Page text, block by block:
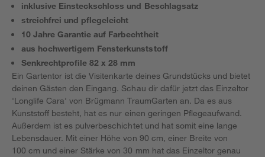
inklusive Einsteckschloss und Beschlagsatz
streichfrei und pflegeleicht
10 Jahre Garantie auf Farbechtheit
aus hochwertigem Fensterkunststoff
Senkrechtprofile 82 x 28 mm
Ein Gartentor ist die Visitenkarte deines Grundstücks und bietet
deinen Gästen den Eingang. Schau dir dafür jetzt das Einzeltor
'Longlife Cara' von Brügmann TraumGarten an. Da es aus
Kunststoff besteht, hat es nur einen geringen Pflegeaufwand.
Außerdem ist es pulverbeschichtet und hat somit eine lange
Lebensdauer. Mit einer Höhe von 90 cm, einer Breite von
100 cm und einer Stärke von 30 mm hat das Einzeltor genau